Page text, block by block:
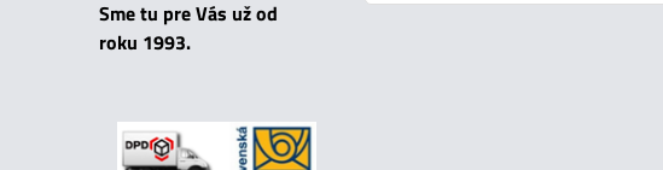
Sme tu pre Vás už od
roku 1993.